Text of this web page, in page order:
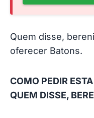
Quem disse,
oferecer Batons.
COMO PEDIR
QUEM DISSE,